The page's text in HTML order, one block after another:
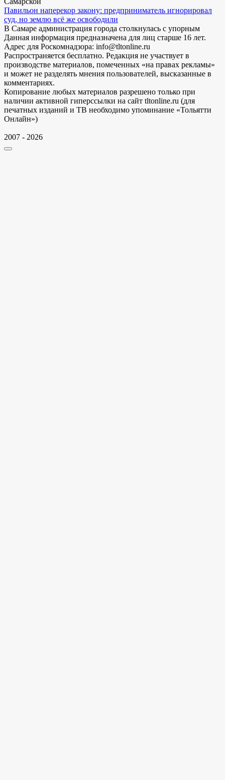
Павильон наперекор закону: предприниматель игнорировал
суд, но землю всё же освободили
В Самаре администрация города столкнулась с упорным
Данная информация предназначена для лиц старше 16 лет.
Адрес для Роскомнадзора: info@tltonline.ru
Распространяется бесплатно. Редакция не участвует в
производстве материалов, помеченных «на правах рекламы»
и может не разделять мнения пользователей, высказанные в
комментариях.
Копирование любых материалов разрешено только при
наличии активной гиперссылки на сайт tltonline.ru (для
печатных изданий и ТВ необходимо упоминание «Тольятти
Онлайн»)
2007 - 2026